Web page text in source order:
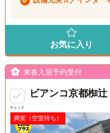
お気に入り
チェック
来春入居予約受付
ビアンコ京都椥辻
満室（空室待ち）